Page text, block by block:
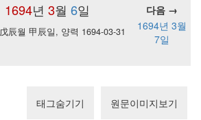
1694년 3월 6일
다음 →
辰월 甲辰일, 양력 1694-03-31
1694년 3월
7일
태그숨기기 원문이미지보기